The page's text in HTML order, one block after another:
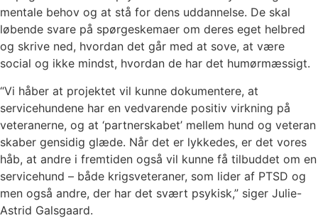
mentale behov og at stå for dens uddannelse. De skal
løbende svare på spørgeskemaer om deres eget helbred
og skrive ned, hvordan det går med at sove, at være
social og ikke mindst, hvordan de har det humørmæssigt.
“Vi håber at projektet vil kunne dokumentere, at
servicehundene har en vedvarende positiv virkning på
veteranerne, og at ‘partnerskabet’ mellem hund og veteran
skaber gensidig glæde. Når det er lykkedes, er det vores
håb, at andre i fremtiden også vil kunne få tilbuddet om en
servicehund – både krigsveteraner, som lider af PTSD og
men også andre, der har det svært psykisk,” siger Julie-
Astrid Galsgaard.